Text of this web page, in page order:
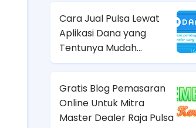
Cara Jual Pulsa Lewat
Aplikasi Dana yang
Tentunya Mudah
Dilakukan
Gratis Blog Pemasaran
Online Untuk Mitra
Master Dealer Raja Pulsa